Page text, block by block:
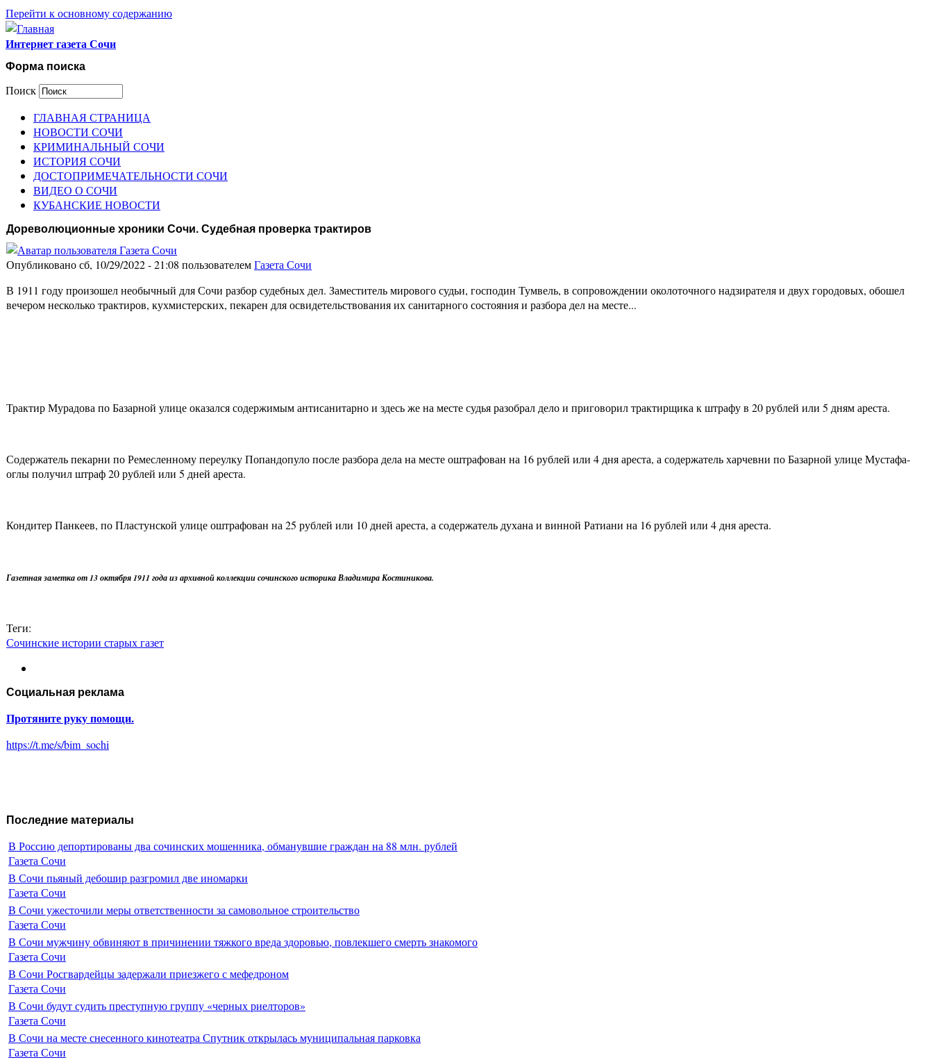
Перейти к основному содержанию
Интернет газета Сочи
Форма поиска
Поиск
ГЛАВНАЯ СТРАНИЦА
НОВОСТИ СОЧИ
КРИМИНАЛЬНЫЙ СОЧИ
ИСТОРИЯ СОЧИ
ДОСТОПРИМЕЧАТЕЛЬНОСТИ СОЧИ
ВИДЕО О СОЧИ
КУБАНСКИЕ НОВОСТИ
Дореволюционные хроники Сочи. Судебная проверка трактиров
Опубликовано сб, 10/29/2022 - 21:08 пользователемГазета Сочи
В 1911 году произошел необычный для Сочи разбор судебных дел. Заместитель мирового судьи, господин Тумвель, в сопровождении околоточного надзирателя и двух городовых, обошел
вечером несколько трактиров, кухмистерских, пекарен для освидетельствования их санитарного состояния и разбора дел на месте...
Трактир Мурадова по Базарной улице оказался содержимым антисанитарно и здесь же на месте судья разобрал дело и приговорил трактирщика к штрафу в 20 рублей или 5 дням ареста.
Содержатель пекарни по Ремесленному переулку Попандопуло после разбора дела на месте оштрафован на 16 рублей или 4 дня ареста, а содержатель харчевни по Базарной улице Мустафа-
оглы получил штраф 20 рублей или 5 дней ареста.
Кондитер Панкеев, по Пластунской улице оштрафован на 25 рублей или 10 дней ареста, а содержатель духана и винной Ратиани на 16 рублей или 4 дня ареста.
Газетная заметка от 13 октября 1911 года из архивной коллекции сочинского историка Владимира Костиникова.
Теги:
Сочинские истории старых газет
Социальная реклама
Протяните руку помощи.
https://t.me/s/bim_sochi
Последние материалы
В Россию депортированы два сочинских мошенника, обманувшие граждан на 88 млн. рублей
Газета Сочи
В Сочи пьяный дебошир разгромил две иномарки
Газета Сочи
В Сочи ужесточили меры ответственности за самовольное строительство
Газета Сочи
В Сочи мужчину обвиняют в причинении тяжкого вреда здоровью, повлекшего смерть знакомого
Газета Сочи
В Сочи Росгвардейцы задержали приезжего с мефедроном
Газета Сочи
В Сочи будут судить преступную группу «черных риелторов»
Газета Сочи
В Сочи на месте снесенного кинотеатра Спутник открылась муниципальная парковка
Газета Сочи